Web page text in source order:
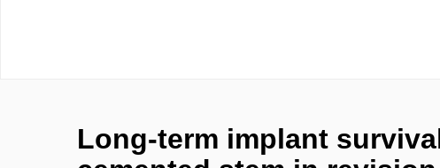
Long-term implant